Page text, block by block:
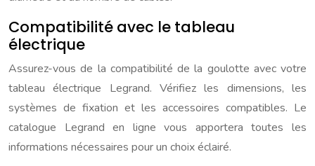
Compatibilité avec le tableau
électrique
Assurez-vous de la compatibilité de la goulotte avec votre
tableau électrique Legrand. Vérifiez les dimensions, les
systèmes de fixation et les accessoires compatibles. Le
catalogue Legrand en ligne vous apportera toutes les
informations nécessaires pour un choix éclairé.